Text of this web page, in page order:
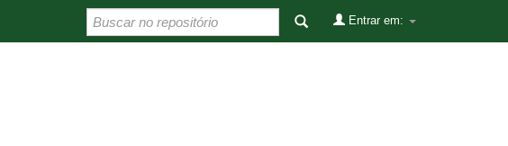
Entrar em: